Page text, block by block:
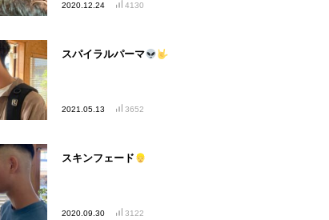
2020.12.24 4130
スパイラルパーマ
2021.05.13 3652
スキンフェード
2020.09.30 3122